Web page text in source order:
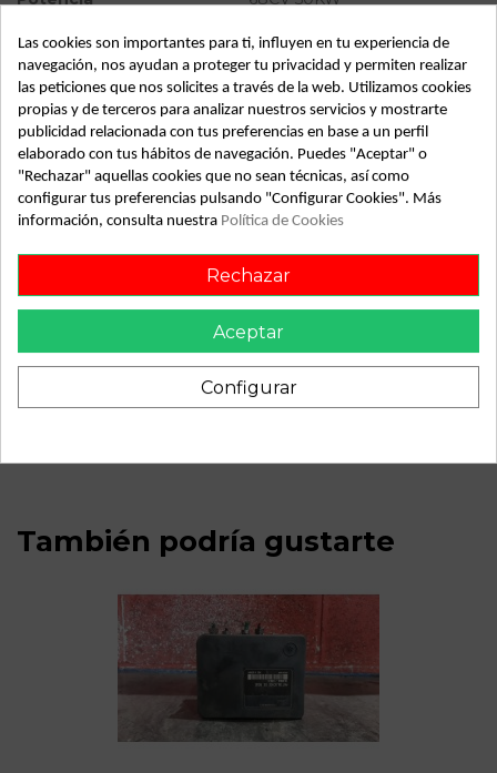
Modelo
C2 VTR | 09.03 - 12.09
Tipo vehículo
Turismo
Almacén
49349
SubAlmacén
383
SubSubAlmacén
100029813
2022-05-25
Recambio de maneta interior delantera derecha para
citroen c2 vtr | 09.03 - 12.09 vtr | 09.03 - 12.09 referencia
También podría gustarte
Las cookies son importantes para ti, influyen en tu experiencia de
navegación, nos ayudan a proteger tu privacidad y permiten realizar
las peticiones que nos solicites a través de la web. Utilizamos cookies
propias y de terceros para analizar nuestros servicios y mostrarte
publicidad relacionada con tus preferencias en base a un perfil
elaborado con tus hábitos de navegación. Puedes "Aceptar" o
"Rechazar" aquellas cookies que no sean técnicas, así como
configurar tus preferencias pulsando "Configurar Cookies". Más
información, consulta nuestra Política de Cookies
Rechazar
Aceptar
Configurar